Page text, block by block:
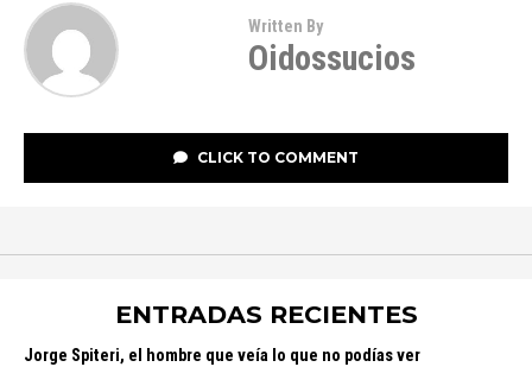
Written By
Oidossucios
CLICK TO COMMENT
ENTRADAS RECIENTES
Jorge Spiteri, el hombre que veía lo que no podías ver